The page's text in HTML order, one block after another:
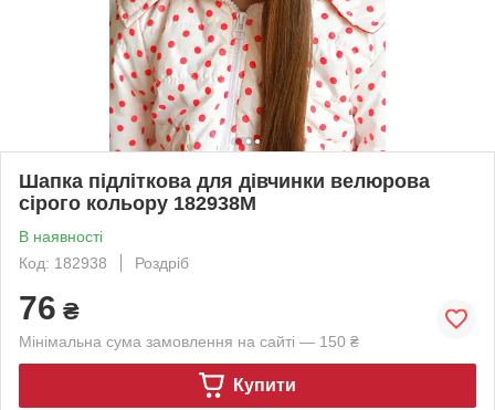
Шапка підліткова для дівчинки велюрова
сірого кольору 182938M
В наявності
Код: 182938
Роздріб
76 ₴
Мінімальна сума замовлення на сайті — 150 ₴
Купити